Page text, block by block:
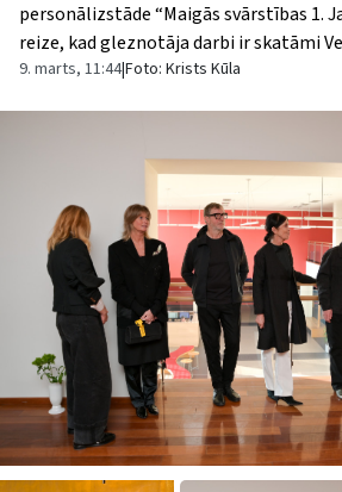
personālizstāde “Maigās svārstības 1.
reize, kad gleznotāja darbi ir skatāmi
9. marts, 11:44|Foto: Krists Kūla